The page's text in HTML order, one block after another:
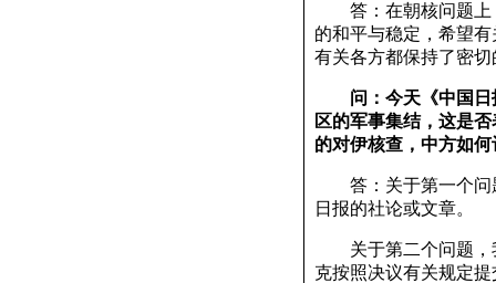
答：在朝核问题上
的和平与稳定，希望
有关各方都保持了密
问：今天《中国
区的军事集结，这是
的对伊核查，中方如
答：关于第一个问
日报的社论或文章。
关于第二个问题，我
克按照决议有关规定